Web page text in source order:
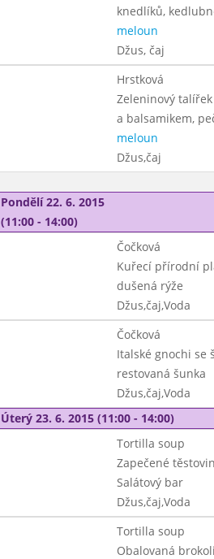
knedlíků,
meloun
Džus, čaj
Hrstková
Zeleninový
a balsamikem,
meloun
Džus,čaj
Pondělí 22. 6. 2015
(11:00 - 14:00)
Čočková
Kuřecí přírodní
dušená rýže
Džus,čaj,Voda
Čočková
Italské gnochi se
restovaná šunka
Džus,čaj,Voda
Úterý 23. 6. 2015 (11:00 - 14:00)
Tortilla soup
Zapečené
Salátový bar
Džus,čaj,Voda
Tortilla soup
Obalovaná